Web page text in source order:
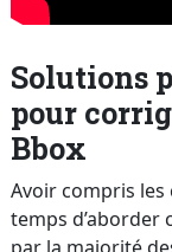
Solutions
pour
Bbox
Avoir compris les
temps d’aborder